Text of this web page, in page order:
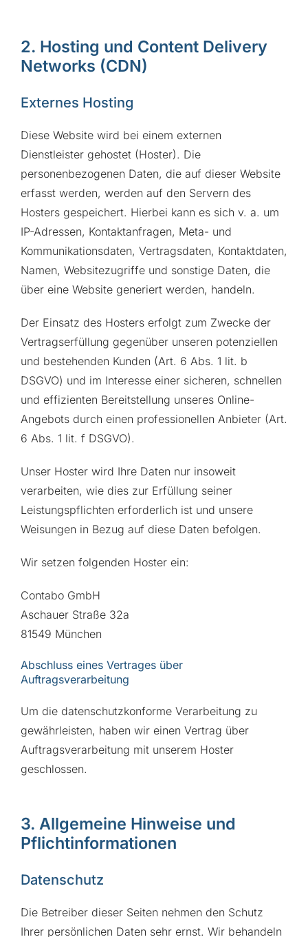
2. Hosting und Content Delivery
Networks (CDN)
Externes Hosting
Diese Website wird bei einem externen
Dienstleister gehostet (Hoster). Die
personenbezogenen Daten, die auf dieser Website
erfasst werden, werden auf den Servern des
Hosters gespeichert. Hierbei kann es sich v. a. um
IP-Adressen, Kontaktanfragen, Meta- und
Kommunikationsdaten, Vertragsdaten, Kontaktdaten,
Namen, Websitezugriffe und sonstige Daten, die
über eine Website generiert werden, handeln.
Der Einsatz des Hosters erfolgt zum Zwecke der
Vertragserfüllung gegenüber unseren potenziellen
und bestehenden Kunden (Art. 6 Abs. 1 lit. b
DSGVO) und im Interesse einer sicheren, schnellen
und effizienten Bereitstellung unseres Online-
Angebots durch einen professionellen Anbieter (Art.
6 Abs. 1 lit. f DSGVO).
Unser Hoster wird Ihre Daten nur insoweit
verarbeiten, wie dies zur Erfüllung seiner
Leistungspflichten erforderlich ist und unsere
Weisungen in Bezug auf diese Daten befolgen.
Wir setzen folgenden Hoster ein:
Contabo GmbH
Aschauer Straße 32a
81549 München
Abschluss eines Vertrages über
Auftragsverarbeitung
Um die datenschutzkonforme Verarbeitung zu
gewährleisten, haben wir einen Vertrag über
Auftragsverarbeitung mit unserem Hoster
geschlossen.
3. Allgemeine Hinweise und
Pflicht­informationen
Datenschutz
Die Betreiber dieser Seiten nehmen den Schutz
Ihrer persönlichen Daten sehr ernst. Wir behandeln